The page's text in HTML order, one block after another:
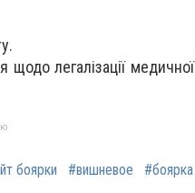
легалізації медичної
боярки #вишневое #боярка